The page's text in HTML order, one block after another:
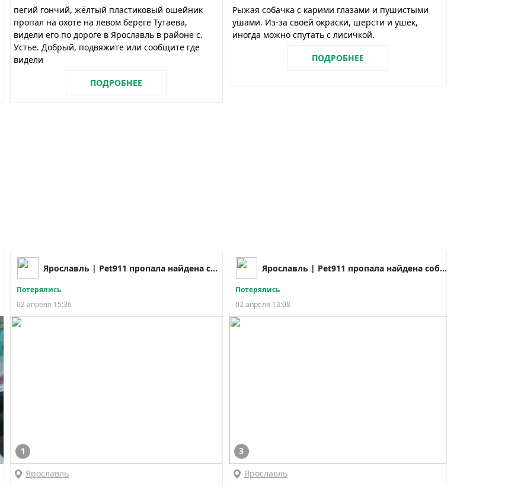
пегий гончий, жёлтый пластиковый ошейник
пропал на охоте на левом береге Тутаева,
видели его по дороге в Ярославль в районе с.
Устье. Добрый, подвяжите или сообщите где
видели
ПОДРОБНЕЕ
Рыжая собачка с карими глазами и пушистыми
ушами. Из-за своей окраски, шерсти и ушек,
иногда можно спутать с лисичкой.
ПОДРОБНЕЕ
Ярославль | Pet911 пропала найдена собака кошка
Потерялись
02 апреля 15:36
1
Ярославль
Ярославль | Pet911 пропала найдена собака кошка
Потерялись
02 апреля 13:08
3
Ярославль